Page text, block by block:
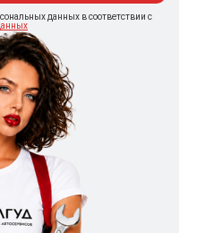
данных в соответствии с